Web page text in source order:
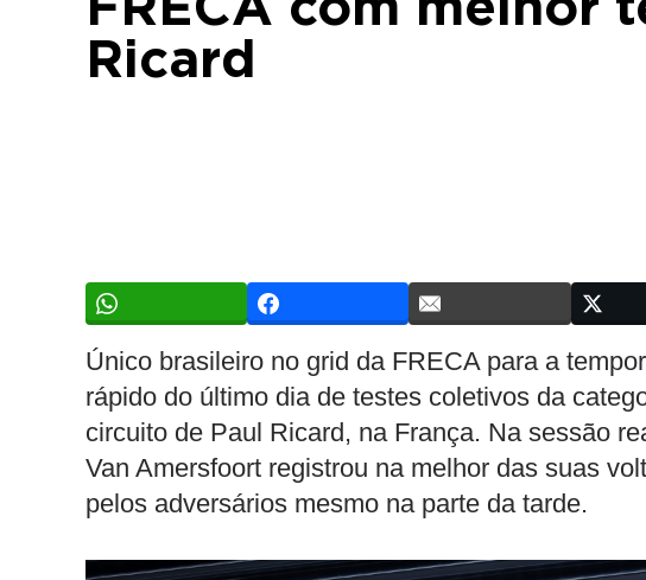
Ricard
Único brasileiro no grid da FRECA para a
rápido do último dia de testes coletivos da
circuito de Paul Ricard, na França. Na sessão
Van Amersfoort registrou na melhor das suas
pelos adversários mesmo na parte da tarde.